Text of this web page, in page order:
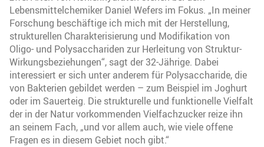
Lebensmittelchemiker Daniel Wefers im Fokus. „In meiner
Forschung beschäftige ich mich mit der Herstellung,
strukturellen Charakterisierung und Modifikation von
Oligo- und Polysacchariden zur Herleitung von Struktur-
Wirkungsbeziehungen“, sagt der 32-Jährige. Dabei
interessiert er sich unter anderem für Polysaccharide, die
von Bakterien gebildet werden – zum Beispiel im Joghurt
oder im Sauerteig. Die strukturelle und funktionelle Vielfalt
der in der Natur vorkommenden Vielfachzucker reize ihn
an seinem Fach, „und vor allem auch, wie viele offene
Fragen es in diesem Gebiet noch gibt.“